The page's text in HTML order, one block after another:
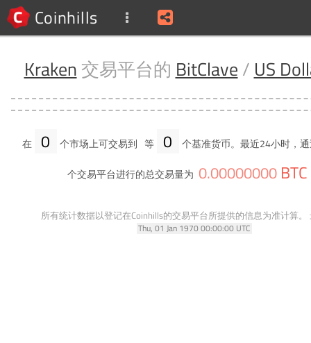
Coinhills
Kraken 交易平台的 BitClave / US
在 0 个市场上可交易到 等 0 个基准货币。最近24小时，
个交易平台进行的总交易量为 0.00000000 BTC
所有统计数据以登记在Coinhills的交易平台所提供的信息为准计算。
Thu, 01 Jan 1970 00:00:00 UTC